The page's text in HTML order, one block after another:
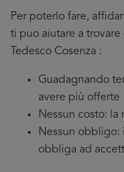
Per poterlo fare,
ti puo aiutare a
Tedesco Cosenza :
Guadagnando
avere più offerte
Nessun costo:
Nessun obbligo:
obbliga ad